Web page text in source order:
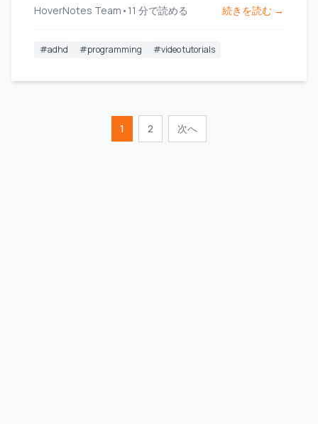
HoverNotes Team • 11 分で読める 続きを読む →
#adhd #programming #video tutorials
1 2 次へ